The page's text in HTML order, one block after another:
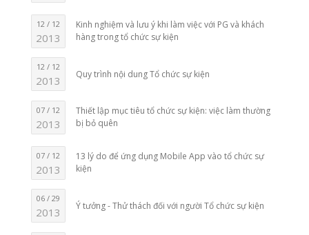
12 / 12
2013
Kinh nghiệm và lưu ý khi làm việc với PG và khách
hàng trong tổ chức sự kiện
12 / 12
2013 Quy trình nội dung Tổ chức sự kiện
07 / 12
2013
Thiết lập mục tiêu tổ chức sự kiện: việc làm thường
bị bỏ quên
07 / 12
2013
13 lý do để ứng dụng Mobile App vào tổ chức sự
kiện
06 / 29
2013 Ý tưởng - Thử thách đối với người Tổ chức sự kiện